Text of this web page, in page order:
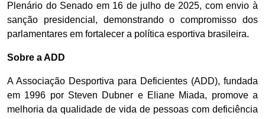
Plenário do Senado em 16 de julho de 2025, com envio à
sanção presidencial, demonstrando o compromisso dos
parlamentares em fortalecer a política esportiva brasileira.
Sobre a ADD
A Associação Desportiva para Deficientes (ADD), fundada
em 1996 por Steven Dubner e Eliane Miada, promove a
melhoria da qualidade de vida de pessoas com deficiência